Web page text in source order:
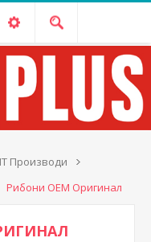
Производи
Рибони ОЕМ Оригинал